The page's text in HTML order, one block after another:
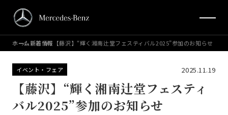
ホーム新着情報 【藤沢】“輝く湘南辻堂フェスティバル2025”参加のお知らせ
イベント・フェア 2025.11.19
【藤沢】“輝く湘南辻堂フェスティ
バル2025”参加のお知らせ